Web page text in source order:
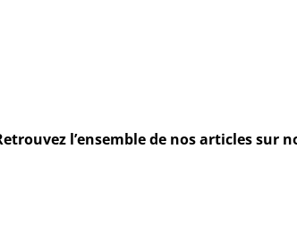
l’ensemble de nos articles sur